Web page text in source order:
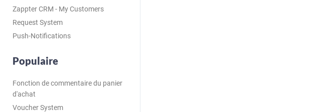
Zappter CRM - My Customers
Request System
Push-Notifications
Populaire
Fonction de commentaire du panier
d'achat
Voucher System